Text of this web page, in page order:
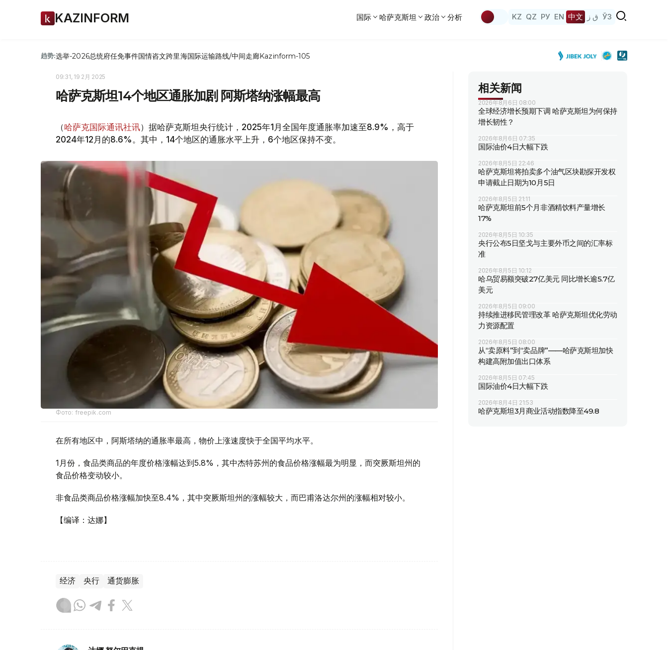
KAZINFORM 国际 哈萨克斯坦 政治 分析 KZ QZ РУ EN 中文 ق ز ЎЗ
趋势:选举-2026总统府任免事件国情咨文跨里海国际运输路线/中间走廊Kazinform-105
09:31, 19 2月 2025
哈萨克斯坦14个地区通胀加剧 阿斯塔纳涨幅最高
（哈萨克国际通讯社讯）据哈萨克斯坦央行统计，2025年1月全国年度通胀率加速至8.9%，高于
2024年12月的8.6%。其中，14个地区的通胀水平上升，6个地区保持不变。
Фото: freepik.com
在所有地区中，阿斯塔纳的通胀率最高，物价上涨速度快于全国平均水平。
1月份，食品类商品的年度价格涨幅达到5.8%，其中杰特苏州的食品价格涨幅最为明显，而突厥斯坦州的
食品价格变动较小。
非食品类商品价格涨幅加快至8.4%，其中突厥斯坦州的涨幅较大，而巴甫洛达尔州的涨幅相对较小。
【编译：达娜】
经济 央行 通货膨胀
相关新闻
2026年8月6日 08:00
全球经济增长预期下调 哈萨克斯坦为何保持
增长韧性？
2026年8月6日 07:35
国际油价4日大幅下跌
2026年8月5日 22:46
哈萨克斯坦将拍卖多个油气区块勘探开发权
申请截止日期为10月5日
2026年8月5日 21:11
哈萨克斯坦前5个月非酒精饮料产量增长
17%
2026年8月5日 10:35
央行公布5日坚戈与主要外币之间的汇率标
准
2026年8月5日 10:12
哈乌贸易额突破27亿美元 同比增长逾5.7亿
美元
2026年8月5日 09:00
持续推进移民管理改革 哈萨克斯坦优化劳动
力资源配置
2026年8月5日 08:00
从“卖原料”到“卖品牌”——哈萨克斯坦加快
构建高附加值出口体系
2026年8月5日 07:45
国际油价4日大幅下跌
2026年8月4日 21:53
哈萨克斯坦3月商业活动指数降至49.8